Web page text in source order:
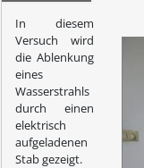
In diesem
Versuch wird
die Ablenkung
eines
Wasserstrahls
durch einen
elektrisch
aufgeladenen
Stab gezeigt.